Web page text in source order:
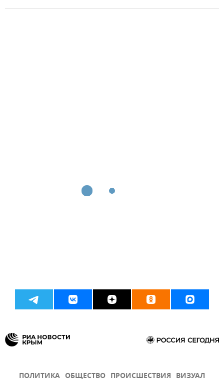
ПОЛИТИКА ОБЩЕСТВО ПРОИСШЕСТВИЯ ВИЗУАЛ